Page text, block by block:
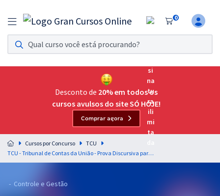
0
Assinatura Ilimitada 11
Acesso a todos os cursos. Teste grátis por 7 dias!
Assinatura OAB Até Passar
Acesso ilimitado a toda preparação para o Exame da
Residências Multiprofissionais
Preparação completa e intensiva para as principais
residências em saúde do Brasil
Desconto de 20% em todos os
cursos avulsos do site SÓ HOJE!
Comprar agora
Cursos por Concurso
TCU
TCU - Tribunal de Contas da União - Prova Discursiva para o cargo de Técnico Federal de Controle Externo - Professor Leonardo Murga
- Controle e Gestão